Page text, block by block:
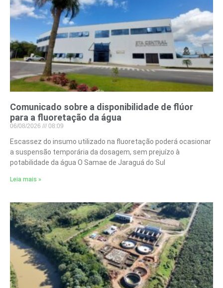
Comunicado sobre a disponibilidade de flúor
para a fluoretação da água
06/08/2026 08:09
Escassez do insumo utilizado na fluoretação poderá ocasionar
a suspensão temporária da dosagem, sem prejuízo à
potabilidade da água O Samae de Jaraguá do Sul
Leia mais »